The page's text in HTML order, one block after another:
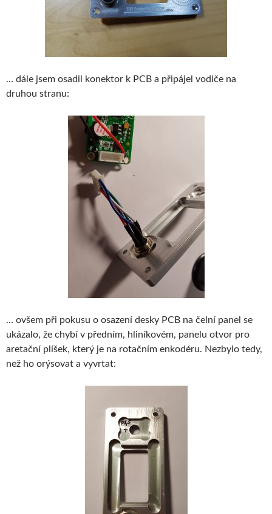
… dále jsem osadil konektor k PCB a připájel vodiče na
druhou stranu:
… ovšem při pokusu o osazení desky PCB na čelní panel se
ukázalo, že chybí v předním, hliníkovém, panelu otvor pro
aretační plíšek, který je na rotačním enkodéru. Nezbylo tedy,
než ho orýsovat a vyvrtat: